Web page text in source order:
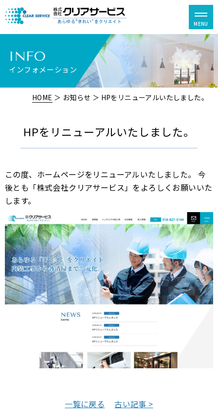
INFO
インフォメーション
HOME ＞ お知らせ ＞ HPをリニューアルいたしました。
HPをリニューアルいたしました。
この度、ホームページをリニューアルいたしました。 今
後とも「株式会社クリアサービス」をよろしくお願いいた
します。
一覧に戻る 古い記事 >